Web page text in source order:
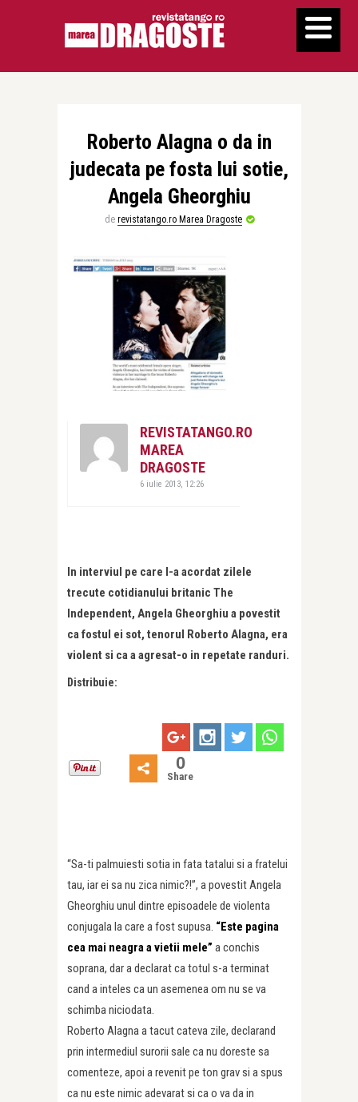
Roberto Alagna o da in
judecata pe fosta lui sotie,
Angela Gheorghiu
de revistatango.ro Marea Dragoste
REVISTATANGO.RO
MAREA
DRAGOSTE
6 iulie 2013, 12:26
In interviul pe care l-a acordat zilele
trecute cotidianului britanic The
Independent, Angela Gheorghiu a povestit
ca fostul ei sot, tenorul Roberto Alagna, era
violent si ca a agresat-o in repetate randuri.
Distribuie:
0
Share
“Sa-ti palmuiesti sotia in fata tatalui si a fratelui
tau, iar ei sa nu zica nimic?!”, a povestit Angela
Gheorghiu unul dintre episoadele de violenta
conjugala la care a fost supusa. “Este pagina
cea mai neagra a vietii mele” a conchis
soprana, dar a declarat ca totul s-a terminat
cand a inteles ca un asemenea om nu se va
schimba niciodata.
Roberto Alagna a tacut cateva zile, declarand
prin intermediul surorii sale ca nu doreste sa
comenteze, apoi a revenit pe ton grav si a spus
ca nu este nimic adevarat si ca o va da in